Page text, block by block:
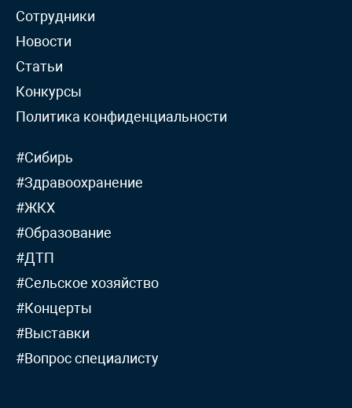
Сотрудники
Новости
Статьи
Конкурсы
Политика конфиденциальности
#Сибирь
#Здравоохранение
#ЖКХ
#Образование
#ДТП
#Сельское хозяйство
#Концерты
#Выставки
#Вопрос специалисту